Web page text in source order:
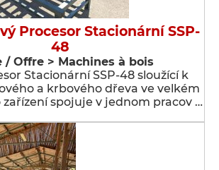
Procesor Stacionární SSP-
48
/ Offre > Machines à bois
Stacionární SSP-48 sloužící k
a krbového dřeva ve velkém
zařízení spojuje v jednom pracov …